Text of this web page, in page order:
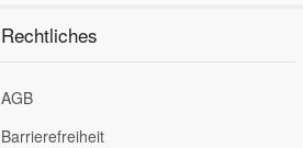
Rechtliches
AGB
Barrierefreiheit